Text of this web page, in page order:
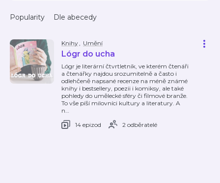
Popularity Dle abecedy
Knihy, Umění
Lógr do ucha
Lógr je literární čtvrtletník, ve kterém čtenáři
a čtenářky najdou srozumitelně a často i
odlehčeně napsané recenze na méně známé
knihy i bestsellery, poezii i komiksy, ale také
pohledy do umělecké sféry či filmové branže.
To vše píší milovníci kultury a literatury. A
n…
14 epizod
2 odběratelé